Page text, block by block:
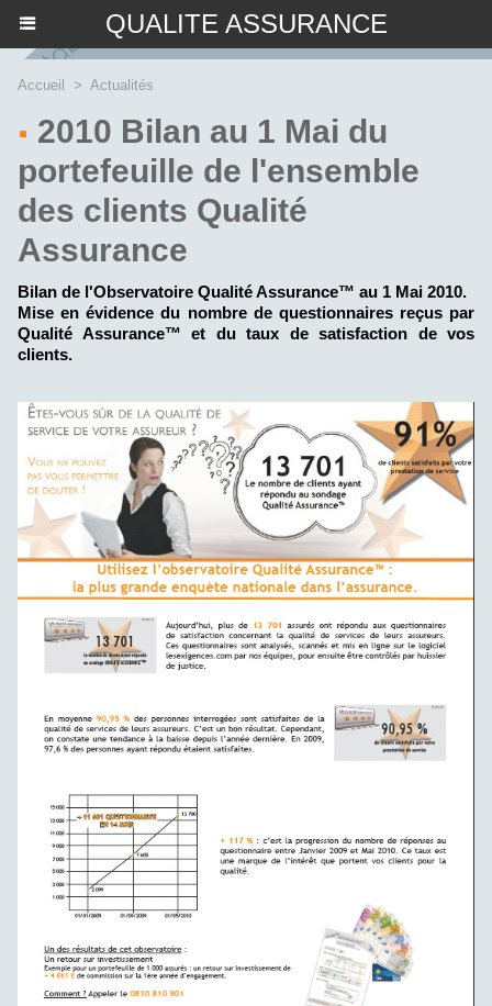
QUALITE ASSURANCE
Accueil > Actualités
2010 Bilan au 1 Mai du
portefeuille de l'ensemble
des clients Qualité
Assurance
Bilan de l'Observatoire Qualité Assurance™ au 1 Mai 2010.
Mise en évidence du nombre de questionnaires reçus par
Qualité Assurance™ et du taux de satisfaction de vos
clients.